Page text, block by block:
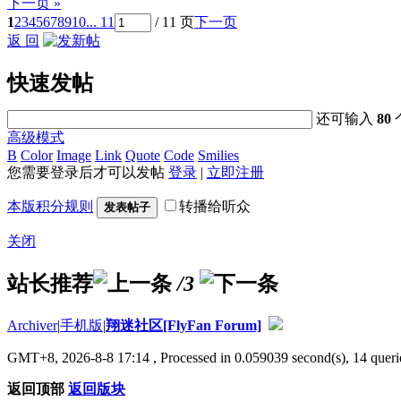
12345678910... 11 / 11 页下一页
返 回
快速发帖
还可输入80
高级模式
B Color Image Link Quote Code Smilies
您需要登录后才可以发帖 登录 | 立即注册
本版积分规则 发表帖子 转播给听众
关闭
站长推荐 /3
Archiver|手机版|翔迷社区[FlyFan Forum]
GMT+8, 2026-8-8 17:14 , Processed in 0.059039 second(s), 14
返回顶部 返回版块